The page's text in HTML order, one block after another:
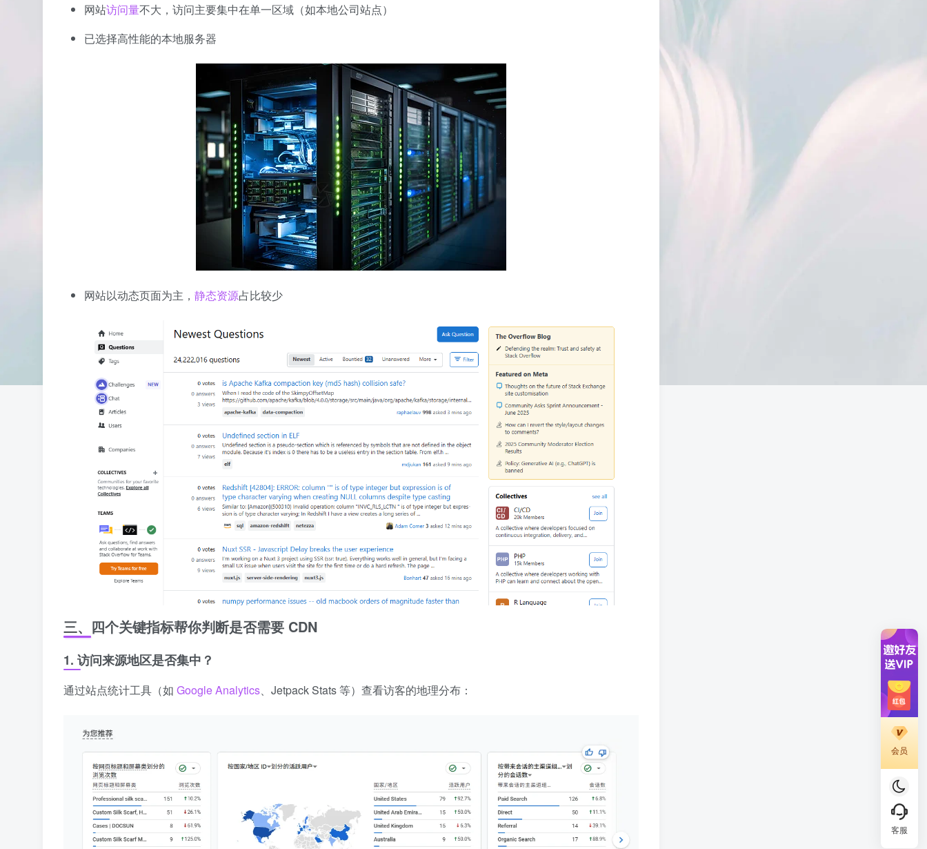
网站访问量不大，访问主要集中在单一区域（如本地公司站点）
已选择高性能的本地服务器
网站以动态页面为主， 静态资源占比较少
三、四个关键指标帮你判断是否需要 CDN
1. 访问来源地区是否集中？
通过站点统计工具（如 Google Analytics、Jetpack Stats 等）查看访客的地理分布：
确认 canonical 为自指，避免被判定为重
关键词、随意改 URL 或标题 这些操作会
让 Google 重新评估页面稳定性，反而拖
慢收录。 5) 一个实用判断标准 如果一篇
文章：已被抓取、没有 noindex / robots
问题、有至少 1–2 条相关内链、内容明
显解决了一个独立问题，那它 是否被收
录，只是时间问题，不是插件问题。
会员
客服